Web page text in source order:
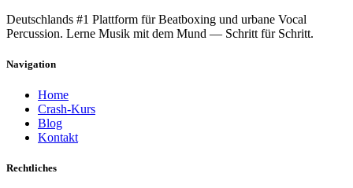
Deutschlands #1 Plattform für Beatboxing und urbane Vocal
Percussion. Lerne Musik mit dem Mund — Schritt für Schritt.
Navigation
Home
Crash-Kurs
Blog
Kontakt
Rechtliches